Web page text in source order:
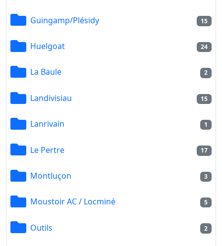
Guingamp/Plésidy 15
Huelgoat 24
La Baule 2
Landivisiau 15
Lanrivain 1
Le Pertre 17
Montluçon 3
Moustoir AC / Locminé 5
Outils 2